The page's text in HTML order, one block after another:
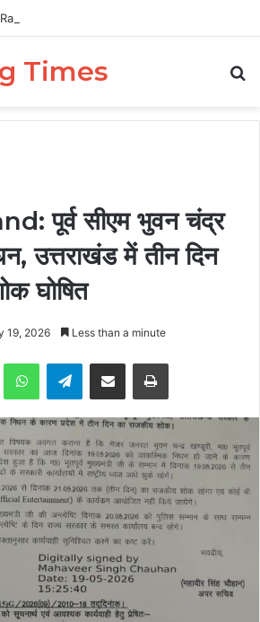
Times
पूर्व सीएम भुवन चंद्र
उत्तराखंड में तीन दिन
घोषित
19, 2026 Less than a minute
WhatsAppTelegramShare via Email Print